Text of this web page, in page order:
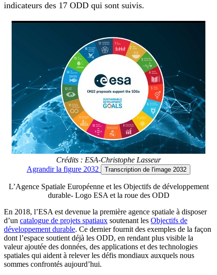
indicateurs des 17 ODD qui sont suivis.
Crédits : ESA-Christophe Lasseur
Agrandirla figure 2032 Transcription de l'image 2032
L’Agence Spatiale Européenne et les Objectifs de développement
durable- Logo ESA et la roue des ODD
En 2018, l’ESA est devenue la première agence spatiale à disposer
d’un catalogue de projets spatiaux soutenant les Objectifs de
développement durable. Ce dernier fournit des exemples de la façon
dont l’espace soutient déjà les ODD, en rendant plus visible la
valeur ajoutée des données, des applications et des technologies
spatiales qui aident à relever les défis mondiaux auxquels nous
sommes confrontés aujourd’hui.